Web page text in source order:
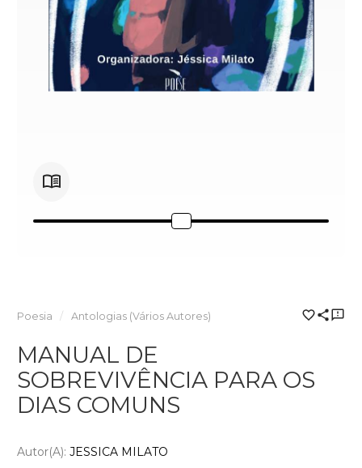
Poesia Antologias (Vários Autores)
MANUAL DE
SOBREVIVÊNCIA PARA OS
DIAS COMUNS
Autor(a): JESSICA MILATO